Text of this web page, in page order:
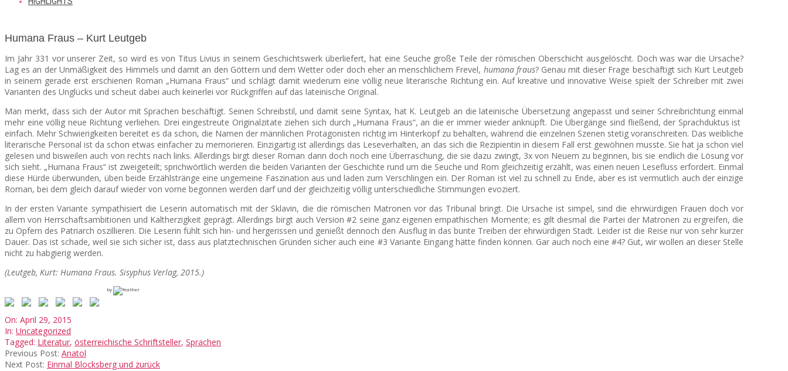
FROM
THE
CHEAP
SEATS
Humana Fraus – Kurt Leutgeb
Im Jahr 331 vor unserer Zeit, so wird es von Titus Livius in seinem Geschichtswerk überliefert, hat eine Seuche große Teile der römischen Oberschicht ausgelöscht. Doch was war die Ursache?
Lag es an der Unmäßigkeit des Himmels und damit an den Göttern und dem Wetter oder doch eher an menschlichem Frevel, humana fraus? Genau mit dieser Frage beschäftigt sich Kurt Leutgeb
in seinem gerade erst erschienen Roman „Humana Fraus“ und schlägt damit wiederum eine völlig neue literarische Richtung ein. Auf kreative und innovative Weise spielt der Schreiber mit zwei
Varianten des Unglücks und scheut dabei auch keinerlei vor Rückgriffen auf das lateinische Original.
Man merkt, dass sich der Autor mit Sprachen beschäftigt. Seinen Schreibstil, und damit seine Syntax, hat K. Leutgeb an die lateinische Übersetzung angepasst und seiner Schreibrichtung einmal
mehr eine völlig neue Richtung verliehen. Drei eingestreute Originalzitate ziehen sich durch „Humana Fraus“, an die er immer wieder anknüpft. Die Übergänge sind fließend, der Sprachduktus ist
einfach. Mehr Schwierigkeiten bereitet es da schon, die Namen der männlichen Protagonisten richtig im Hinterkopf zu behalten, während die einzelnen Szenen stetig voranschreiten. Das weibliche
literarische Personal ist da schon etwas einfacher zu memorieren. Einzigartig ist allerdings das Leseverhalten, an das sich die Rezipientin in diesem Fall erst gewöhnen musste. Sie hat ja schon viel
gelesen und bisweilen auch von rechts nach links. Allerdings birgt dieser Roman dann doch noch eine Überraschung, die sie dazu zwingt, 3x von Neuem zu beginnen, bis sie endlich die Lösung vor
sich sieht. „Humana Fraus“ ist zweigeteilt; sprichwörtlich werden die beiden Varianten der Geschichte rund um die Seuche und Rom gleichzeitig erzählt, was einen neuen Lesefluss erfordert. Einmal
diese Hürde überwunden, üben beide Erzählstränge eine ungemeine Faszination aus und laden zum Verschlingen ein. Der Roman ist viel zu schnell zu Ende, aber es ist vermutlich auch der einzige
Roman, bei dem gleich darauf wieder von vorne begonnen werden darf und der gleichzeitig völlig unterschiedliche Stimmungen evoziert.
In der ersten Variante sympathisiert die Leserin automatisch mit der Sklavin, die die römischen Matronen vor das Tribunal bringt. Die Ursache ist simpel, sind die ehrwürdigen Frauen doch vor
allem von Herrschaftsambitionen und Kaltherzigkeit geprägt. Allerdings birgt auch Version #2 seine ganz eigenen empathischen Momente; es gilt diesmal die Partei der Matronen zu ergreifen, die
zu Opfern des Patriarch oszillieren. Die Leserin fühlt sich hin- und hergerissen und genießt dennoch den Ausflug in das bunte Treiben der ehrwürdigen Stadt. Leider ist die Reise nur von sehr kurzer
Dauer. Das ist schade, weil sie sich sicher ist, dass aus platztechnischen Gründen sicher auch eine #3 Variante Eingang hätte finden können. Gar auch noch eine #4? Gut, wir wollen an dieser Stelle
nicht zu habgierig werden.
(Leutgeb, Kurt: Humana Fraus. Sisyphus Verlag, 2015.)
by
2015-
04-
29
On: April 29, 2015
In: Uncategorized
Tagged: Literatur, österreichische Schriftsteller, Sprachen
Previous Post: Anatol
Next Post: Einmal Blocksberg und zurück